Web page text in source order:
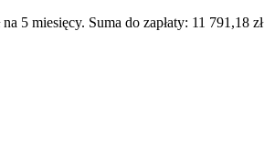
5 miesięcy. Suma do zapłaty: 11 791,18 zł